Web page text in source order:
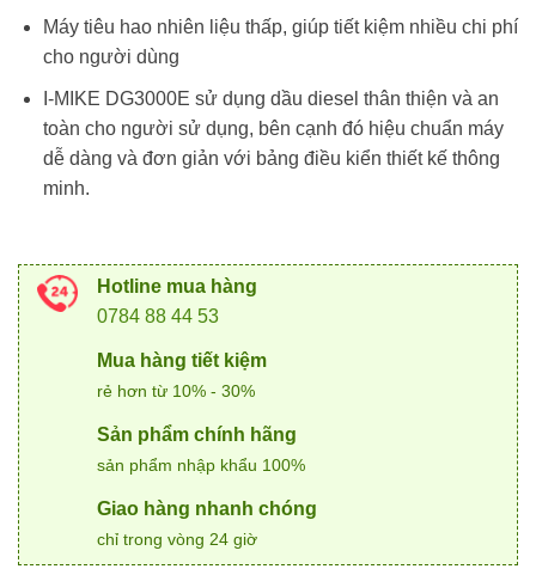
Máy tiêu hao nhiên liệu thấp, giúp tiết kiệm nhiều chi phí
cho người dùng
I-MIKE DG3000E sử dụng dầu diesel thân thiện và an
toàn cho người sử dụng, bên cạnh đó hiệu chuẩn máy
dễ dàng và đơn giản với bảng điều kiển thiết kế thông
minh.
Hotline mua hàng
0784 88 44 53
Mua hàng tiết kiệm
rẻ hơn từ 10% - 30%
Sản phẩm chính hãng
sản phẩm nhập khẩu 100%
Giao hàng nhanh chóng
chỉ trong vòng 24 giờ